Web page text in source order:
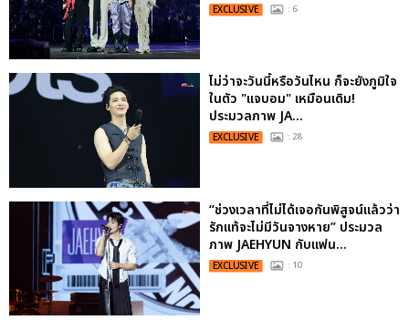
EXCLUSIVE : 6
ไม่ว่าจะวันนี้หรือวันไหน ก็จะยังภูมิใจ
ในตัว "แจบอม" เหมือนเดิม!
ประมวลภาพ JA...
EXCLUSIVE : 28
“ช่วงเวลาที่ไม่ได้เจอกันพิสูจน์แล้วว่า
รักแท้จะไม่มีวันจางหาย” ประมวล
ภาพ JAEHYUN กับแฟน...
EXCLUSIVE : 10